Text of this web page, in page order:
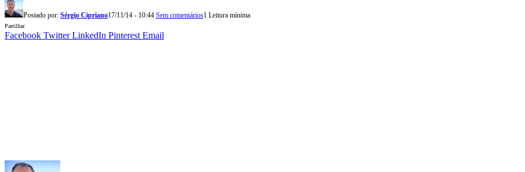
Postado por: Sérgio Cipriano17/11/14 - 10:44 Sem comentários1 Leitura mínima
Partilhar
Facebook Twitter LinkedIn Pinterest Email